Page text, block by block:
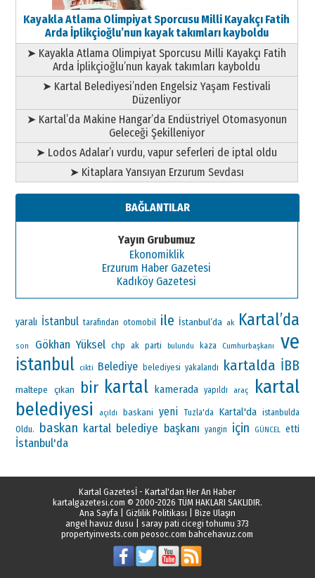
Kayakla Atlama Olimpiyat Sporcusu Milli Kayakçı Fatih
Arda İplikçioğlu’nun kayak takımları kayboldu
➤ Kayakla Atlama Olimpiyat Sporcusu Milli Kayakçı Fatih
Arda İplikçioğlu’nun kayak takımları kayboldu
➤ Kartal Belediyesi’nden Engelsiz Yaşam Festivali
Düzenliyor
➤ Kartal’da Makine Hangar’da Endüstriyel Otomasyonun
Geleceği Şekilleniyor
➤ Lodos Adalar’ı vurdu, vapur seferleri de iptal oldu
➤ Kitaplara Yansıyan Erzurum Sevdası
BAĞLANTILAR
Yayın Grubumuz
Ekonomiklik
Erzurum Haber Gazetesi
Kadıköy Gazetesi
yaralı İstanbul tarafından otomobil ile İstanbul’da ak Kartal’da
son Gökhan Yüksel chp ak parti bulundu kaza Cumhurbaşkanı ve
istanbul cikti Belediye belediyesi yakalandı kartalda İBB
maltepe çıkan bir kartal kamerada yapıldı araç
kartal
belediyesi
açıldı baskani yeni Tuzla'da Kartal'da istanbulda
Oldu. baskan kartal belediye başkanı yangin için GÜNCEL etti
İstanbul'da
Kartal Gazetesİ - Kartal'dan Her An Haber
kartalgazetesi.com © 2000-2026 TÜM HAKLARI SAKLIDIR.
Ana Sayfa
Gizlilik Politikası
Bize Ulaşın
angel havuz dusu |saray pati cicegi tohumu 373
propertyinvests.com peosoc.com bahcehavuz.com